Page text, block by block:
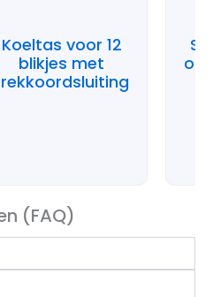
Koeltas voor 12
blikjes met
(FAQ)